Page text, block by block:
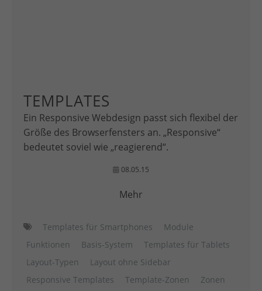
TEMPLATES
Ein Responsive Webdesign passt sich flexibel der
Größe des Browserfensters an. „Responsive“
bedeutet soviel wie „reagierend“.
08.05.15
Mehr
Templates für Smartphones
Module
Funktionen
Basis-System
Templates für Tablets
Layout-Typen
Layout ohne Sidebar
Responsive Templates
Template-Zonen
Zonen